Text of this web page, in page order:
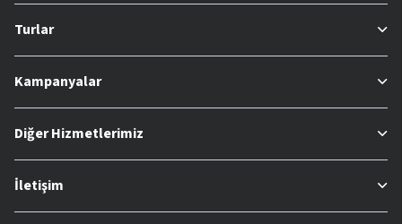
Turlar
Kampanyalar
Diğer Hizmetlerimiz
İletişim